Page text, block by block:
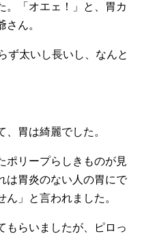
。「オエェ！」と、胃カ
さん。
ず太いし長いし、なんと
胃は綺麗でした。
ポリープらしきものが見
は胃炎のない人の胃にで
」と言われました。
もらいましたが、ピロっ